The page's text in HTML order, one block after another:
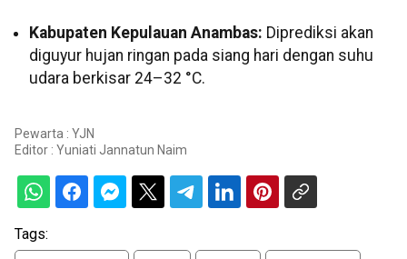
Kabupaten Kepulauan Anambas: Diprediksi akan
diguyur hujan ringan pada siang hari dengan suhu
udara berkisar 24–32 °C.
Pewarta : YJN
Editor : Yuniati Jannatun Naim
Tags: